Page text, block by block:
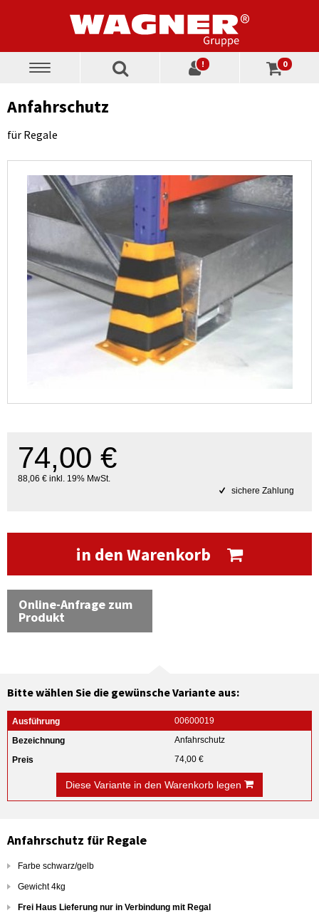
Toggle
! 0
Anfahrschutz
für Regale
74,00 €
88,06 € inkl. 19% MwSt.
sichere Zahlung
in den Warenkorb
Online-Anfrage zum
Produkt
Bitte wählen Sie die gewünsche Variante aus:
00600019
Anfahrschutz
74,00 €
Diese Variante in den Warenkorb legen
Anfahrschutz für Regale
Farbe schwarz/gelb
Gewicht 4kg
Frei Haus Lieferung nur in Verbindung mit Regal